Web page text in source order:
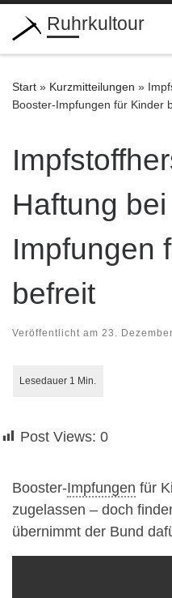
Zum Inhalt springen
Ruhrkultour
Start » Kurzmitteilungen »
Booster-Impfungen für Kinder
Haftung
Impfungen
befreit
Veröffentlicht am 23.
Post Views: 0
Booster-Impfungen für
zugelassen – doch
übernimmt der Bund